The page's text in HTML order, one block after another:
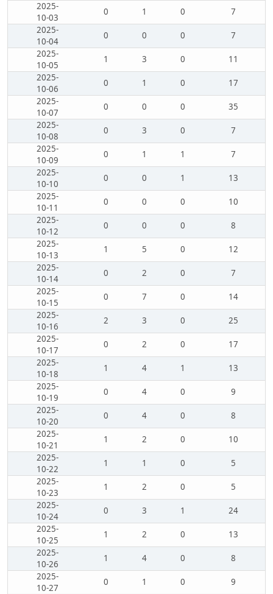
2025-
10-03
0 1 0
7
2025-
10-04
0 0 0
7
2025-
10-05
1 3 0
11
2025-
10-06
0 1 0
17
2025-
10-07
0 0 0
35
2025-
10-08
0 3 0
7
2025-
10-09
0 1 1
7
2025-
10-10
0 0 1
13
2025-
10-11
0 0 0
10
2025-
10-12
0 0 0
8
2025-
10-13
1 5 0
12
2025-
10-14
0 2 0
7
2025-
10-15
0 7 0
14
2025-
10-16
2 3 0
25
2025-
10-17
0 2 0
17
2025-
10-18
1 4 1
13
2025-
10-19
0 4 0
9
2025-
10-20
0 4 0
8
2025-
10-21
1 2 0
10
2025-
10-22
1 1 0
5
2025-
10-23
1 2 0
5
2025-
10-24
0 3 1
24
2025-
10-25
1 2 0
13
2025-
10-26
1 4 0
8
2025-
10-27
0 1 0
9